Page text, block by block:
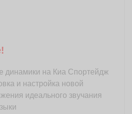
динамики на Киа Спортейдж
и настройка новой
идеального звучания